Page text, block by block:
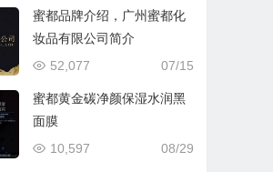
蜜都品牌介绍，广州蜜都化
妆品有限公司简介
07/15
52,077
蜜都黄金碳净颜保湿水润黑
面膜
08/29
10,597